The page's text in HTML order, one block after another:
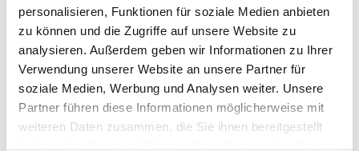
personalisieren, Funktionen für soziale Medien anbieten
zu können und die Zugriffe auf unsere Website zu
analysieren. Außerdem geben wir Informationen zu Ihrer
Verwendung unserer Website an unsere Partner für
soziale Medien, Werbung und Analysen weiter. Unsere
Partner führen diese Informationen möglicherweise mit
weiteren Daten zusammen, die Sie ihnen bereitgestellt